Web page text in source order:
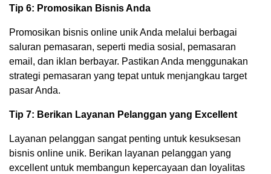
Tip 6: Promosikan Bisnis Anda
Promosikan bisnis online unik Anda melalui berbagai
saluran pemasaran, seperti media sosial, pemasaran
email, dan iklan berbayar. Pastikan Anda menggunakan
strategi pemasaran yang tepat untuk menjangkau target
pasar Anda.
Tip 7: Berikan Layanan Pelanggan yang Excellent
Layanan pelanggan sangat penting untuk kesuksesan
bisnis online unik. Berikan layanan pelanggan yang
excellent untuk membangun kepercayaan dan loyalitas